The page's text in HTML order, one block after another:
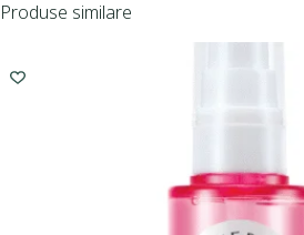
Produse similare